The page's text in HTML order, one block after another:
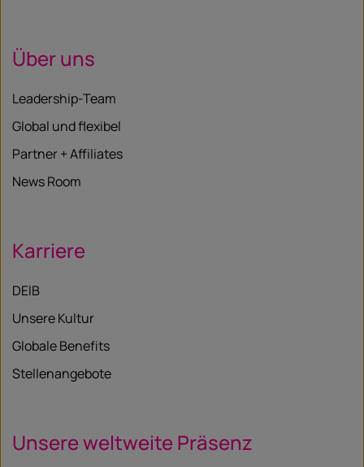
Über uns
Leadership-Team
Global und flexibel
Partner + Affiliates
News Room
Karriere
DEIB
Unsere Kultur
Globale Benefits
Stellenangebote
Unsere weltweite Präsenz